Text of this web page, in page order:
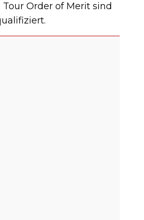
Order of Merit sind